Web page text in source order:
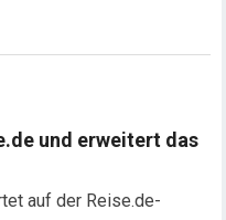
und erweitert das
auf der Reise.de-